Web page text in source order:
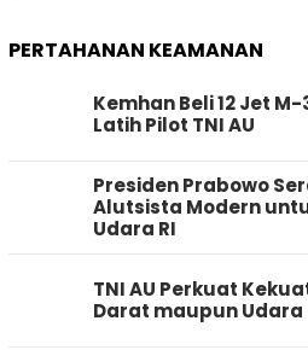
PERTAHANAN KEAMANAN
Kemhan Beli 12 Jet
Latih Pilot TNI AU
Presiden Prabowo
Alutsista Modern
Udara RI
TNI AU Perkuat
Darat maupun Udara